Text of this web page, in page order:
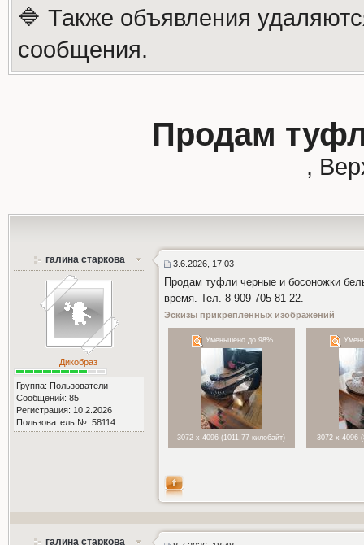
🔷 Также объявления
сообщения.
Продам
,
галина старкова
Дикобраз
Группа: Пользователи
Сообщений: 85
Регистрация: 10.2.2026
Пользователь №: 58114
3.6.2026, 17:03
Продам туфли черные и босоножки
время. Тел. 8 909 705 81 22.
Эскизы прикрепленных изображений
Уменьшено до 98%
3072 x 4096 (1011.77 килобайт) 3072 x 4096
галина старкова